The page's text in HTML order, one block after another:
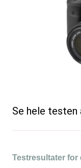
Se hele testen
Testresultater for